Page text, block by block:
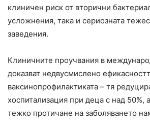
клиничен риск от вторични
усложнения, така и сериозната
заведения.
Клиничните проучвания в
доказват недвусмислено
ваксинопрофилактиката – тя
хоспитализация при деца с над 50%,
тежко протичане на заболяването